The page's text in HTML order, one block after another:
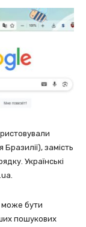
замість
Українські
може бути
пошукових